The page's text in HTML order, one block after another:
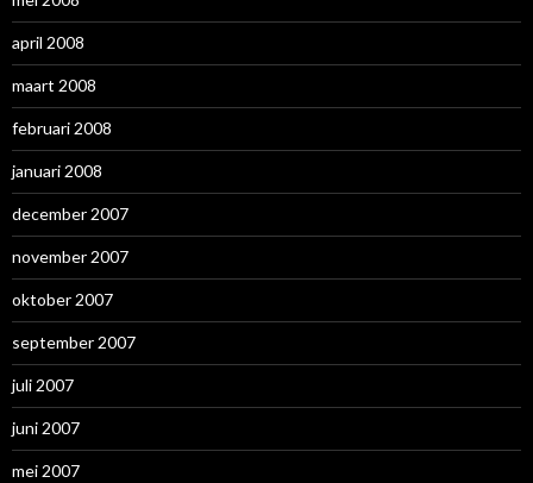
april 2008
maart 2008
februari 2008
januari 2008
december 2007
november 2007
oktober 2007
september 2007
juli 2007
juni 2007
mei 2007